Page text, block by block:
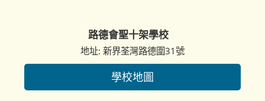
路德會聖十架學校
地址: 新界荃灣路德圍31號
學校地圖